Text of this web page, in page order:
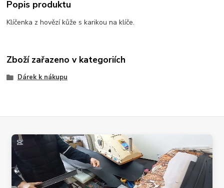
Popis produktu
Klíčenka z hovězí kůže s karikou na klíče.
Zboží zařazeno v kategoriích
Dárek k nákupu